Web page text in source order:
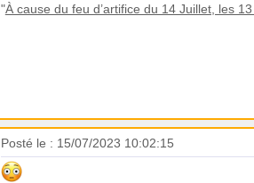
"À cause du feu d’artifice du 14 Juillet, les
Posté le : 15/07/2023 10:02:15